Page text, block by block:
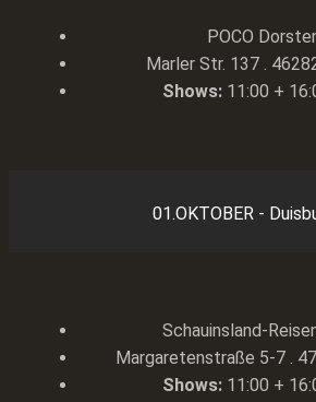
POCO
Marler Str. 137 .
Shows: 11:00 +
01.OKTOBER -
Schauinsland-
Margaretenstraße 5-7 .
Shows: 11:00 +